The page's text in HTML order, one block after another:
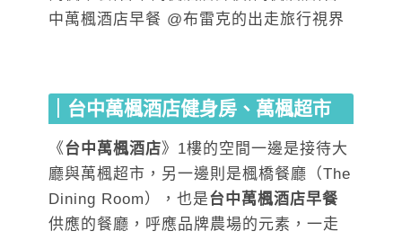
｜台中萬楓酒店健身房、萬楓超市
《台中萬楓酒店》1樓的空間一邊是接待大
廳與萬楓超市，另一邊則是楓橋餐廳（The
Dining Room），也是台中萬楓酒店早餐
供應的餐廳，呼應品牌農場的元素，一走